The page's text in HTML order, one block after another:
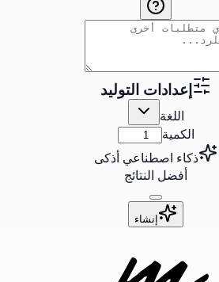
إعدادات التوليد
اللغة
الكمية
ذكاء اصطناعي أذكى
أفضل النتائج
إنشاء